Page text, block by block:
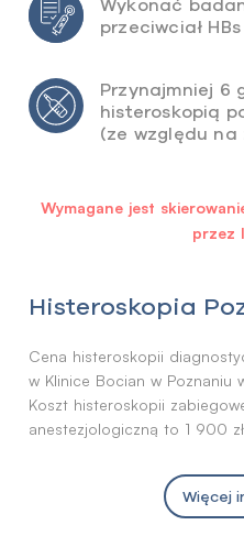
Wykonać
przeciwciał HBs
Przynajmniej 6
histeroskopią
(ze względu na
Wymagane jest
przez
Histeroskopia
Cena histeroskopii
w Klinice Bocian w Poznaniu
Koszt histeroskopii
anestezjologiczną to 1 900
Więcej